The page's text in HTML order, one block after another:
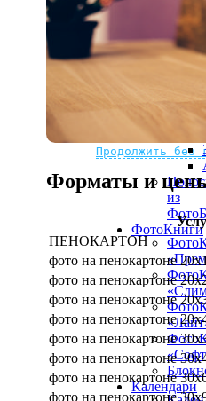
Не нашли Ваш
Мы доставляем
Продолжить без
рамке
из
ФотоКниги
Календари
Форматы и
ПЕНОКАРТОН
фото на пенокартоне
фото на пенокартоне
фото на пенокартоне
фото на пенокартоне
фото на пенокартоне
фото на пенокартоне
фото на пенокартоне
фото на пенокартоне